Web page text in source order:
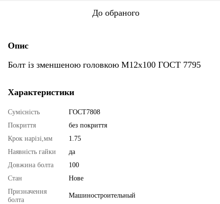
До обраного
Опис
Болт із зменшеною головкою М12х100 ГОСТ 7795
Характеристики
Сумісність
ГОСТ7808
Покриття
без покриття
Крок нарізі,мм
1.75
Наявність гайки
да
Довжина болта
100
Стан
Нове
Призначення
болта
Машиностроительный